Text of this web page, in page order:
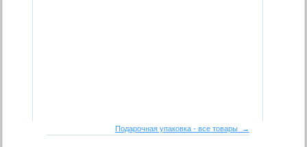
Подарочная упаковка - все товары →